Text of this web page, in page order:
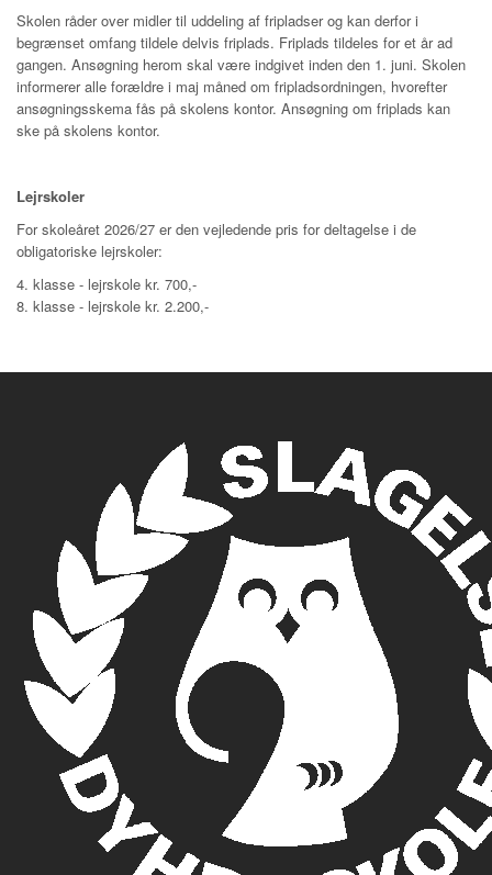
Skolen råder over midler til uddeling af fripladser og kan derfor i
begrænset omfang tildele delvis friplads. Friplads tildeles for et år ad
gangen. Ansøgning herom skal være indgivet inden den 1. juni. Skolen
informerer alle forældre i maj måned om fripladsordningen, hvorefter
ansøgningsskema fås på skolens kontor. Ansøgning om friplads kan
ske på skolens kontor.
Lejrskoler
For skoleåret 2026/27 er den vejledende pris for deltagelse i de
obligatoriske lejrskoler:
4. klasse - lejrskole kr. 700,-
8. klasse - lejrskole kr. 2.200,-